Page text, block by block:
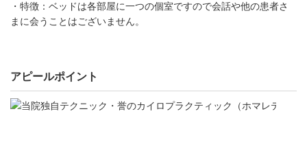
・特徴：ベッドは各部屋に一つの個室ですので会話や他の患者さ
まに会うことはございません。
アピールポイント